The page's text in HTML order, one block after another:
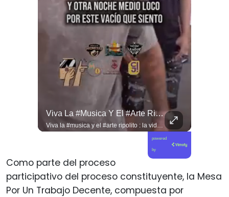
Viva La #musica Y El #arte Ripolito : La Vida De Me Hizo Sufrir
Viva la #musica y el #arte ripolito : la vida de me hizo sufrir
powered
by
Como parte del proceso
participativo del proceso constituyente, la Mesa
Por Un Trabajo Decente, compuesta por